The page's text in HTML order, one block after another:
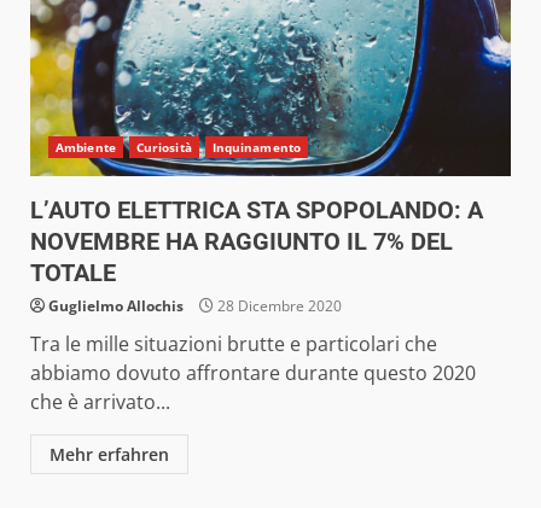
Ambiente Curiosità Inquinamento
L’AUTO ELETTRICA STA SPOPOLANDO: A
NOVEMBRE HA RAGGIUNTO IL 7% DEL
TOTALE
Guglielmo Allochis 28 Dicembre 2020
Tra le mille situazioni brutte e particolari che
abbiamo dovuto affrontare durante questo 2020
che è arrivato...
Mehr erfahren